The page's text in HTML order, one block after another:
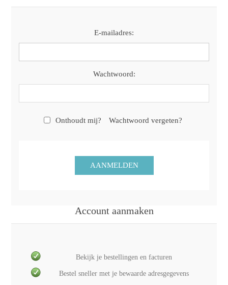
E-mailadres:
Wachtwoord:
Onthoudt mij? Wachtwoord vergeten?
Account aanmaken
Bekijk je bestellingen en facturen
Bestel sneller met je bewaarde adresgegevens